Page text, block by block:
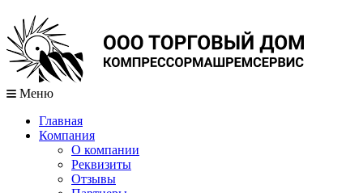
Меню
Главная
Компания
О компании
Реквизиты
Отзывы